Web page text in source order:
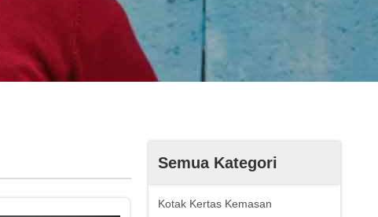
Semua Kategori
Kotak Kertas Kemasan